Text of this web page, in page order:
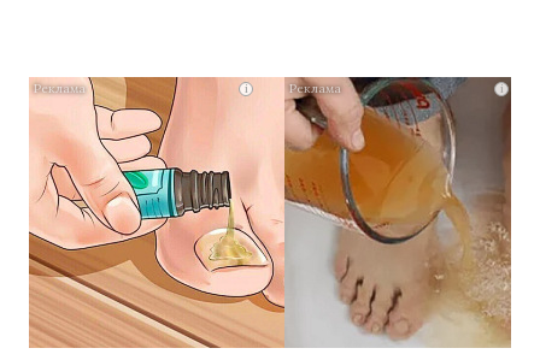
i
Даже
самый
грибок
исчезнет
с
корнем,
если
перед
i